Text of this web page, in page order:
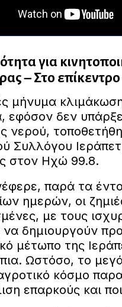
για
– Στο
μήνυμα
εφόσον δεν
νερού,
Συλλόγου
στον Ηχώ 99.8.
παρά τα
ημερών, οι
με τους
να δημιουργούν
μέτωπο της
Ωστόσο, το
κόσμο
επαρκούς και